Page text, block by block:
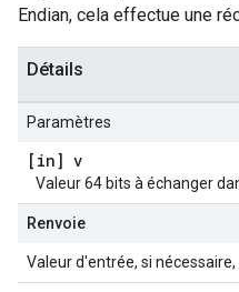
Endian, cela effectue une
Détails
Paramètres
[in] v
Valeur 64 bits à échanger
Renvoie
Valeur d'entrée, si